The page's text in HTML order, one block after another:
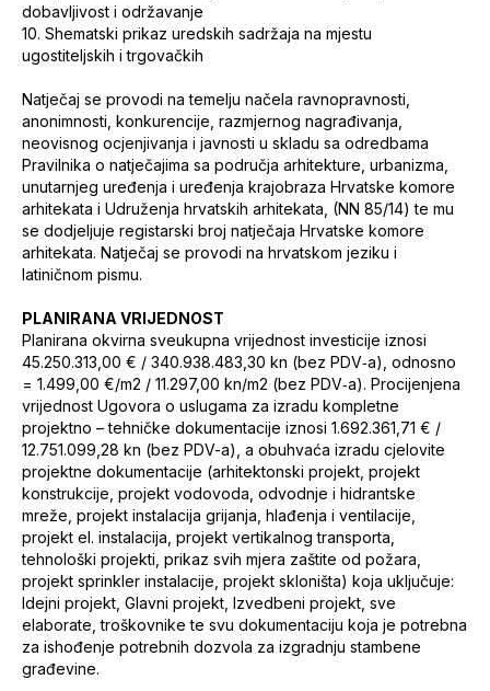
dobavljivost i održavanje
10. Shematski prikaz uredskih sadržaja na mjestu
ugostiteljskih i trgovačkih
Natječaj se provodi na temelju načela ravnopravnosti,
anonimnosti, konkurencije, razmjernog nagrađivanja,
neovisnog ocjenjivanja i javnosti u skladu sa odredbama
Pravilnika o natječajima sa područja arhitekture, urbanizma,
unutarnjeg uređenja i uređenja krajobraza Hrvatske komore
arhitekata i Udruženja hrvatskih arhitekata, (NN 85/14) te mu
se dodjeljuje registarski broj natječaja Hrvatske komore
arhitekata. Natječaj se provodi na hrvatskom jeziku i
latiničnom pismu.
PLANIRANA VRIJEDNOST
Planirana okvirna sveukupna vrijednost investicije iznosi
45.250.313,00 € / 340.938.483,30 kn (bez PDV‐a), odnosno
= 1.499,00 €/m2 / 11.297,00 kn/m2 (bez PDV‐a). Procijenjena
vrijednost Ugovora o uslugama za izradu kompletne
projektno – tehničke dokumentacije iznosi 1.692.361,71 € /
12.751.099,28 kn (bez PDV-a), a obuhvaća izradu cjelovite
projektne dokumentacije (arhitektonski projekt, projekt
konstrukcije, projekt vodovoda, odvodnje i hidrantske
mreže, projekt instalacija grijanja, hlađenja i ventilacije,
projekt el. instalacija, projekt vertikalnog transporta,
tehnološki projekti, prikaz svih mjera zaštite od požara,
projekt sprinkler instalacije, projekt skloništa) koja uključuje:
Idejni projekt, Glavni projekt, Izvedbeni projekt, sve
elaborate, troškovnike te svu dokumentaciju koja je potrebna
za ishođenje potrebnih dozvola za izgradnju stambene
građevine.